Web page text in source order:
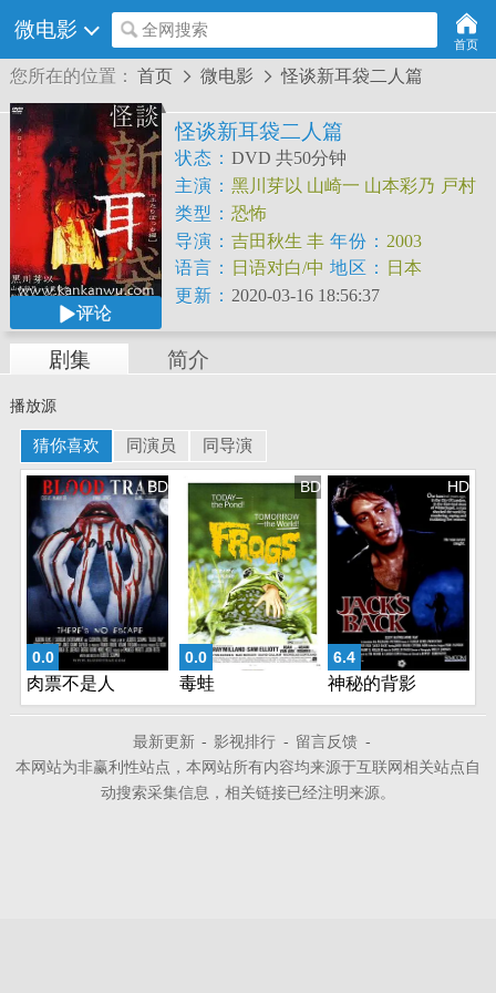
微电影 全网搜索
首页
您所在的位置： 首页  微电影  怪谈新耳袋二人篇
评论
怪谈新耳袋二人篇
状态： DVD 共50分钟
主演： 黑川芽以 山崎一 山本彩乃 戸村
麻衣子 右手爱美
类型： 恐怖
导演： 吉田秋生 丰
岛圭介
笕昌也 村上
贤司 古田亘 安里麻
年份： 2003
语言：
日语对白/中
文字幕
地区：
日本
更新： 2020-03-16 18:56:37
剧集 简介
播放源
猜你喜欢 同演员 同导演
0.0
BD
肉票不是人
0.0
BD
毒蛙
6.4
HD
神秘的背影
最新更新 - 影视排行 - 留言反馈 -
本网站为非赢利性站点，本网站所有内容均来源于互联网相关站点自
动搜索采集信息，相关链接已经注明来源。